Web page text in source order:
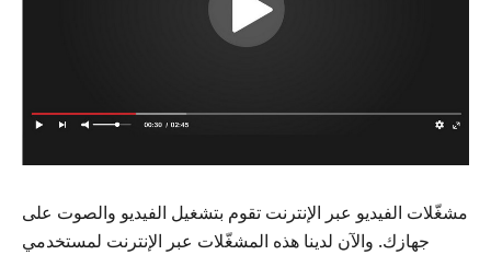
مشغّلات الفيديو عبر الإنترنت تقوم بتشغيل الفيديو والصوت على
جهازك. والآن لدينا هذه المشغّلات عبر الإنترنت لمستخدمي